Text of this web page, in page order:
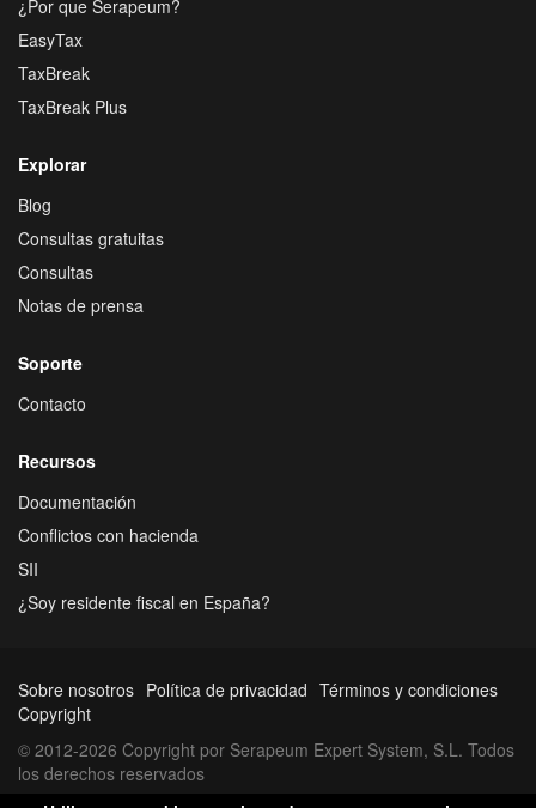
¿Por que Serapeum?
EasyTax
TaxBreak
TaxBreak Plus
Explorar
Blog
Consultas gratuitas
Consultas
Notas de prensa
Soporte
Contacto
Recursos
Documentación
Conflictos con hacienda
SII
¿Soy residente fiscal en España?
Sobre nosotros Política de privacidad Términos y condiciones
Copyright
© 2012-2026 Copyright por Serapeum Expert System, S.L. Todos
los derechos reservados